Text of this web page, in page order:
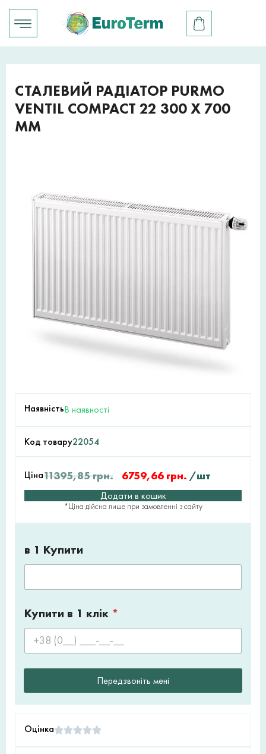
СТАЛЕВИЙ РАДІАТОР PURMO
VENTIL COMPACT 22 300 X 700
ММ
НаявністьВ наявності
Код товару22054
Ціна11395,85грн. 6759,66 грн. /шт
Додати в кошик
*Ціна дійсна лише при замовленні з сайту
в 1 Купити
Купити в 1 клік *
Передзвоніть мені
Оцінка